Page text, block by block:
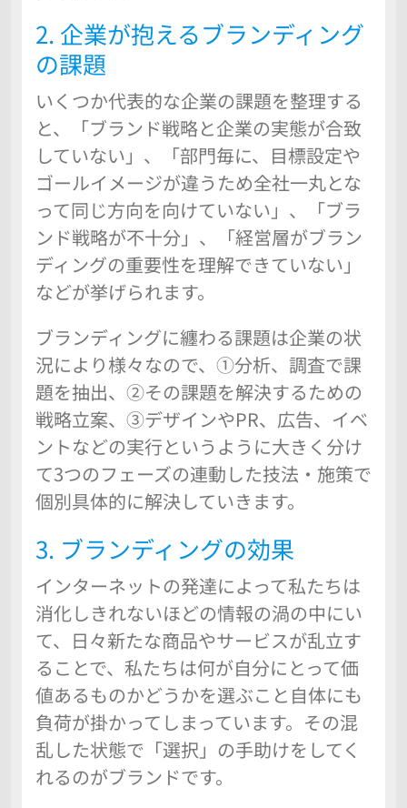
2. 企業が抱えるブランディング
の課題
いくつか代表的な企業の課題を整理する
と、「ブランド戦略と企業の実態が合致
していない」、「部門毎に、目標設定や
ゴールイメージが違うため全社一丸とな
って同じ方向を向けていない」、「ブラ
ンド戦略が不十分」、「経営層がブラン
ディングの重要性を理解できていない」
などが挙げられます。
ブランディングに纏わる課題は企業の状
況により様々なので、①分析、調査で課
題を抽出、②その課題を解決するための
戦略立案、③デザインやPR、広告、イベ
ントなどの実行というように大きく分け
て3つのフェーズの連動した技法・施策で
個別具体的に解決していきます。
3. ブランディングの効果
インターネットの発達によって私たちは
消化しきれないほどの情報の渦の中にい
て、日々新たな商品やサービスが乱立す
ることで、私たちは何が自分にとって価
値あるものかどうかを選ぶこと自体にも
負荷が掛かってしまっています。その混
乱した状態で「選択」の手助けをしてく
れるのがブランドです。